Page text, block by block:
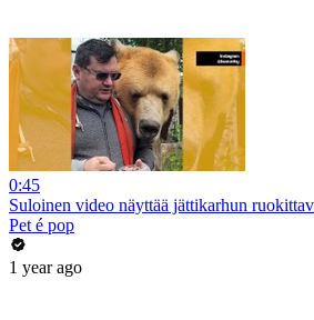
0:45
Suloinen video näyttää jättikarhun
Pet é pop
1 year ago